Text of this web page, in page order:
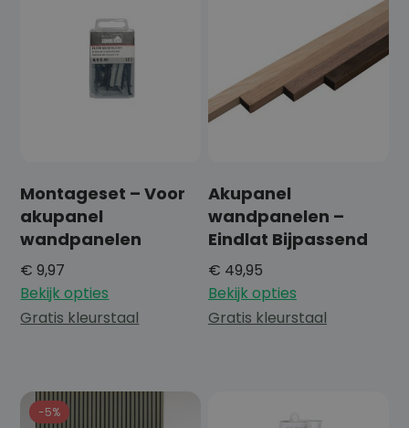
Montageset – Voor
akupanel
wandpanelen
€ 9,97
Bekijk opties
Gratis kleurstaal
Akupanel
wandpanelen –
Eindlat Bijpassend
€ 49,95
Bekijk opties
Gratis kleurstaal
-5%